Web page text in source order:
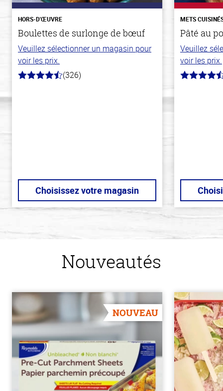
HORS-D'ŒUVRE
Boulettes de surlonge de bœuf
Veuillez sélectionner un magasin pour
voir les prix.
4.6
(326)
Choisissez votre magasin
METS
Pâté au
Veuillez
voir les prix.
4.3
Nouveautés
NOUVEAU